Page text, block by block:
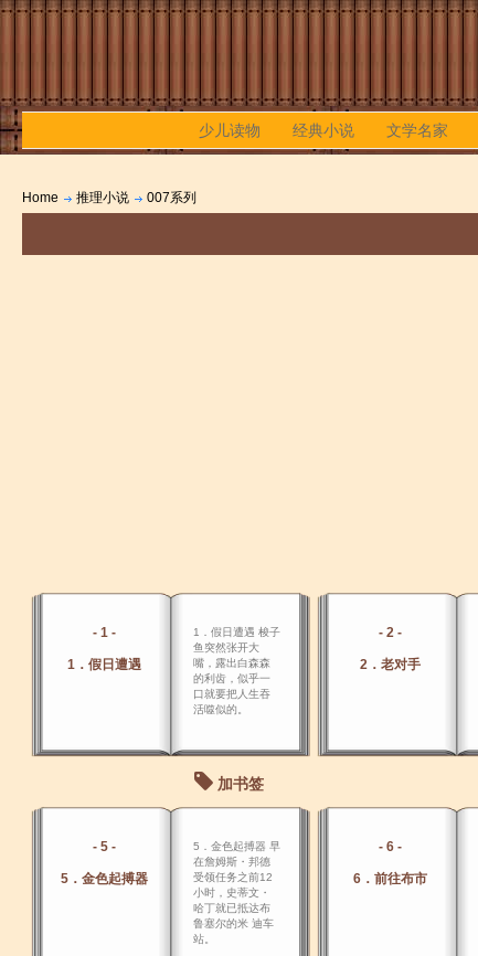
少儿读物 经典小说 文学名家
Home 推理小说 007系列
- 1 -
1．假日遭遇
1．假日遭遇 梭子
鱼突然张开大
嘴，露出白森森
的利齿，似乎一
口就要把人生吞
活噬似的。
加书签
- 2 -
2．老对手
- 5 -
5．金色起搏器
5．金色起搏器 早
在詹姆斯・邦德
受领任务之前12
小时，史蒂文・
哈丁就已抵达布
鲁塞尔的米 迪车
站。
- 6 -
6．前往布市